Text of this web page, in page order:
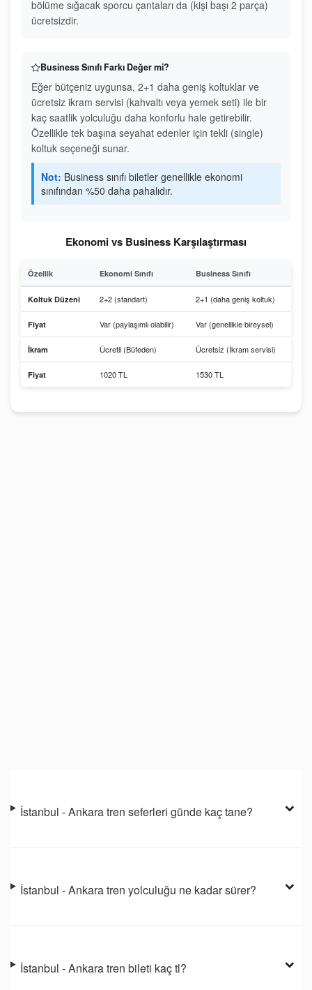
bölüme sığacak sporcu çantaları da (kişi başı 2 parça)
ücretsizdir.
Business Sınıfı Farkı Değer mi?
Eğer bütçeniz uygunsa, 2+1 daha geniş koltuklar ve
ücretsiz ikram servisi (kahvaltı veya yemek seti) ile bir
kaç saatlik yolculuğu daha konforlu hale getirebilir.
Özellikle tek başına seyahat edenler için tekli (single)
koltuk seçeneği sunar.
Not: Business sınıfı biletler genellikle ekonomi
sınıfından %50 daha pahalıdır.
Ekonomi vs Business Karşılaştırması
Özellik Ekonomi Sınıfı Business Sınıfı
Koltuk Düzeni 2+2 (standart) 2+1 (daha geniş koltuk)
Fiyat Var (paylaşımlı olabilir) Var (genellikle bireysel)
İkram Ücretli (Büfeden) Ücretsiz (İkram servisi)
Fiyat 1020 TL 1530 TL
İstanbul - Ankara tren seferleri günde kaç tane?
İstanbul - Ankara tren yolculuğu ne kadar sürer?
İstanbul - Ankara tren bileti kaç tl?